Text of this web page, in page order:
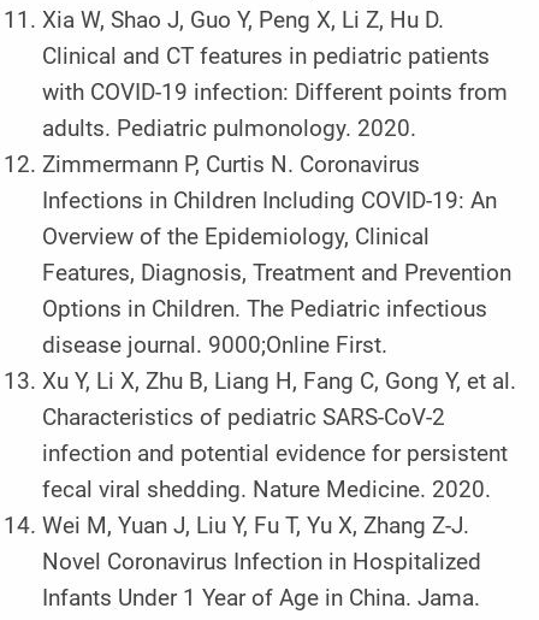
Xia W, Shao J, Guo Y, Peng X, Li Z, Hu D.
Clinical and CT features in pediatric patients
with COVID-19 infection: Different points from
adults. Pediatric pulmonology. 2020.
Zimmermann P, Curtis N. Coronavirus
Infections in Children Including COVID-19: An
Overview of the Epidemiology, Clinical
Features, Diagnosis, Treatment and Prevention
Options in Children. The Pediatric infectious
disease journal. 9000;Online First.
Xu Y, Li X, Zhu B, Liang H, Fang C, Gong Y, et al.
Characteristics of pediatric SARS-CoV-2
infection and potential evidence for persistent
fecal viral shedding. Nature Medicine. 2020.
Wei M, Yuan J, Liu Y, Fu T, Yu X, Zhang Z-J.
Novel Coronavirus Infection in Hospitalized
Infants Under 1 Year of Age in China. Jama.